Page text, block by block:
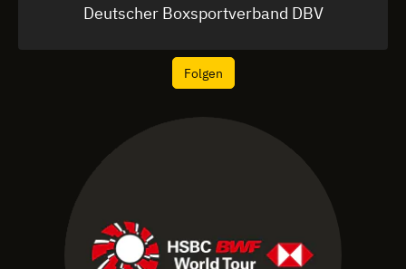
Deutscher Boxsportverband DBV
Folgen